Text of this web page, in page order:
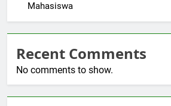
Mahasiswa
Recent Comments
No comments to show.